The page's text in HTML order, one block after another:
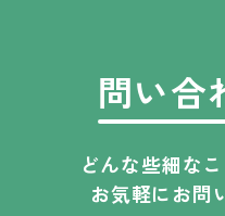
問い合
どんな些細な
お気軽にお問